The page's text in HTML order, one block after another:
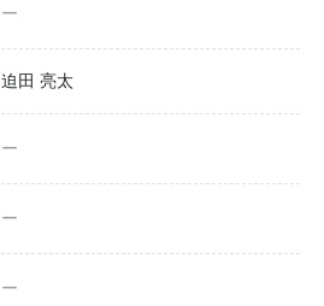
ー
迫田 亮太
ー
ー
ー